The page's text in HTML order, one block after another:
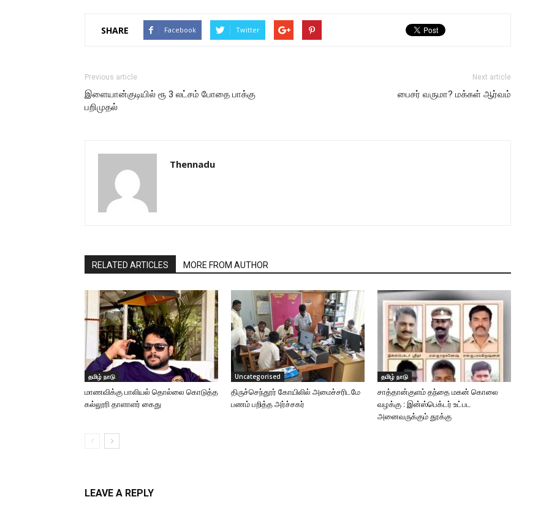
SHARE Facebook Twitter
Previous article
இளையான்குடியில் ரூ 3 லட்சம் போதை பாக்கு
பறிமுதல்
Next article
பைசர் வருமா? மக்கள் ஆர்வம்
Thennadu
RELATED ARTICLES MORE FROM AUTHOR
தமிழ் நாடு
மாணவிக்கு பாலியல் தொல்லை கொடுத்த
கல்லூரி தாளாளர் கைது
Uncategorised
திருச்செந்தூர் கோயிலில் அமைச்சரிடமே
பணம் பறித்த அர்ச்சகர்
தமிழ் நாடு
சாத்தான்குளம் தந்தை மகன் கொலை
வழக்கு : இன்ஸ்பெக்டர் உட்பட
அனைவருக்கும் தூக்கு
LEAVE A REPLY